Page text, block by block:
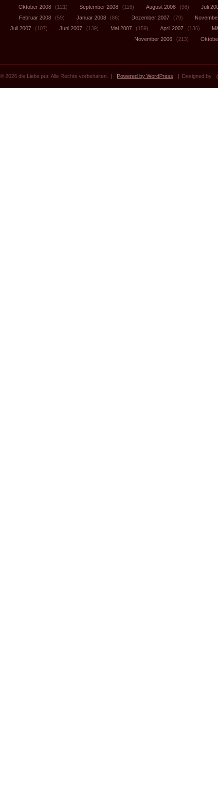
Oktober 2008
(121) September 2008 (116) August 2008 (98)
Juli
Februar 2008
(59) Januar 2008 (86) Dezember 2007 (79)
Juli 2007
(107) Juni 2007 (139) Mai 2007 (159) April 2007 (136)
November 2006
(213)
© 2026 die Liebe pur. Alle Rechte vorbehalten. | Powered by WordPress | Designed by